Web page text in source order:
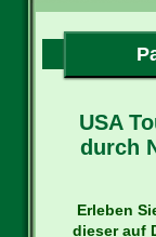
USA
durch
Erleben
dieser auf